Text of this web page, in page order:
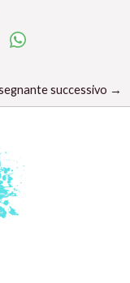
successivo →